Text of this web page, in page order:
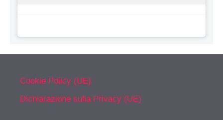
Cookie Policy (UE)
Dichiarazione sulla Privacy (UE)